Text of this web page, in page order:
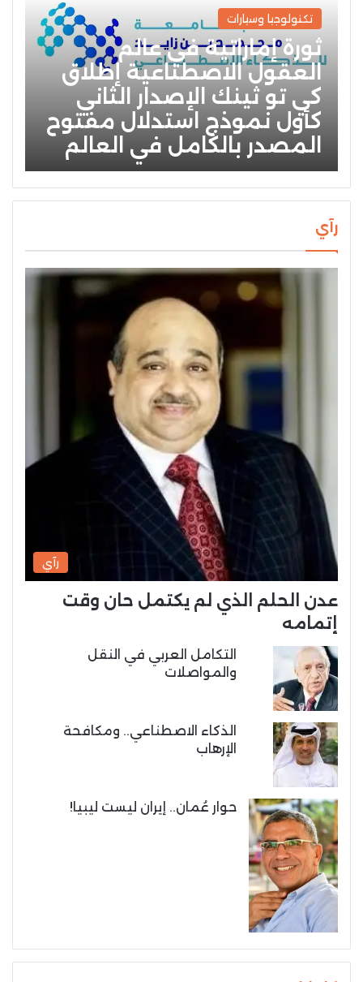
تكنولوجيا وسيارات
ثورة إماراتية في عالم
العقول الاصطناعية إطلاق
كي تو ثينك الإصدار الثاني
كأول نموذج استدلال مفتوح
المصدر بالكامل في العالم
رآي
رآي
عدن الحلم الذي لم يكتمل حان وقت
إتمامه
التكامل العربي في النقل
والمواصلات
الذكاء الاصطناعي.. ومكافحة
الإرهاب
حوار عُمان.. إيران ليست ليبيا!